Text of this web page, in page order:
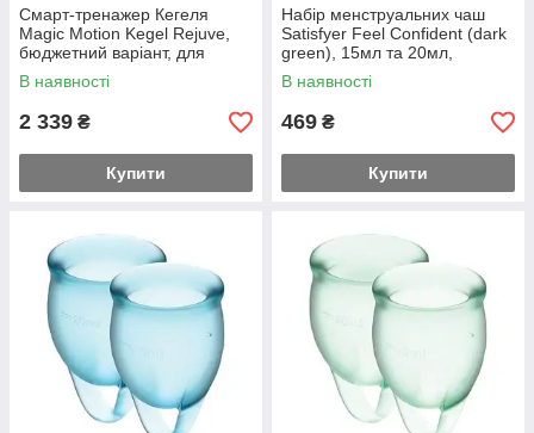
Смарт-тренажер Кегеля
Magic Motion Kegel Rejuve,
бюджетний варіант, для
тренувань та задоволення
Feromon
В наявності
2 339 ₴
Купити
Набір менструальних чаш
Satisfyer Feel Confident (dark
green), 15мл та 20мл,
мішечок для зберігання
Feromon
В наявності
469 ₴
Купити